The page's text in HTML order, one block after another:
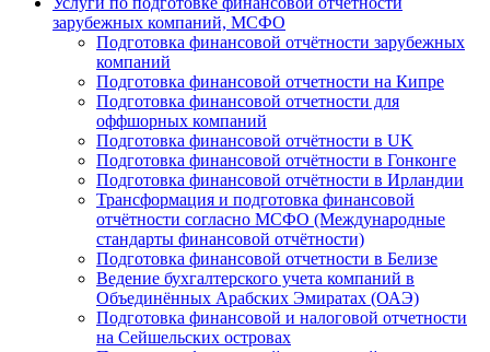
зарубежных компаний, МСФО
Подготовка финансовой отчётности зарубежных
компаний
Подготовка финансовой отчетности на Кипре
Подготовка финансовой отчетности для
оффшорных компаний
Подготовка финансовой отчётности в UK
Подготовка финансовой отчётности в Гонконге
Подготовка финансовой отчётности в Ирландии
Трансформация и подготовка финансовой
отчётности согласно МСФО (Международные
стандарты финансовой отчётности)
Подготовка финансовой отчетности в Белизе
Ведение бухгалтерского учета компаний в
Объединённых Арабских Эмиратах (ОАЭ)
Подготовка финансовой и налоговой отчетности
на Сейшельских островах